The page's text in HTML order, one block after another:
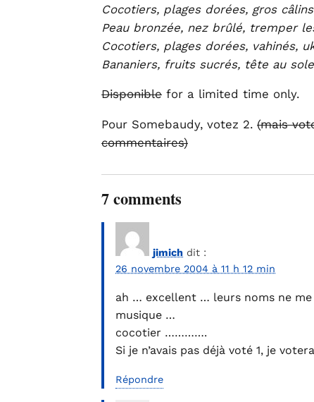
Cocotiers, plages dorées, gros
Peau bronzée, nez brûlé, tremper
Cocotiers, plages dorées, vahinés,
Bananiers, fruits sucrés, tête au
Disponible for a limited time only.
Pour Somebaudy, votez 2. (mais
commentaires)
7 comments
jimich dit :
26 novembre 2004 à 11 h 12 min
ah … excellent … leurs noms ne
musique …
cocotier ………….
Si je n’avais pas déjà voté 1, je
Répondre